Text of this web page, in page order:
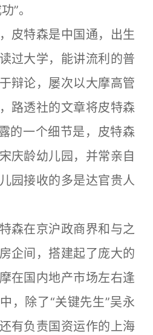
”。
特森是中国通，出生
过大学，能讲流利的普
辩论，屡次以大摩高管
路透社的文章将皮特森
的一个细节是，皮特森
庆龄幼儿园，并常亲自
园接收的多是达官贵人
在京沪政商界和与之
企间，搭建起了庞大的
在国内地产市场左右逢
，除了“关键先生”吴永
有负责国资运作的上海